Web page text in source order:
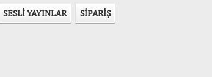
SESLİ YAYINLAR SİPARİŞ